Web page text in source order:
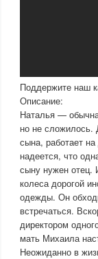
Поддержите
Описание:
Наталья —
но не сложилось.
сына, работает
надеется, что
сыну нужен отец.
колеса дорогой
одежды. Он
встречаться.
директором
мать Михаила
Неожиданно в